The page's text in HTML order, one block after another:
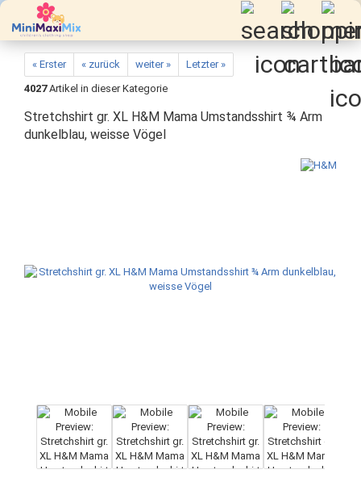
« Erster « zurück weiter »
Letzter »
4027Artikel in dieser Kategorie
Stretchshirt gr. XL H&M Mama Umstandsshirt ¾ Arm
dunkelblau, weisse Vögel